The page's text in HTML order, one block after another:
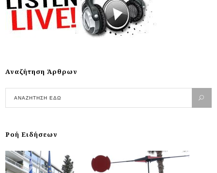
Αναζήτηση Άρθρων
Ροή Ειδήσεων